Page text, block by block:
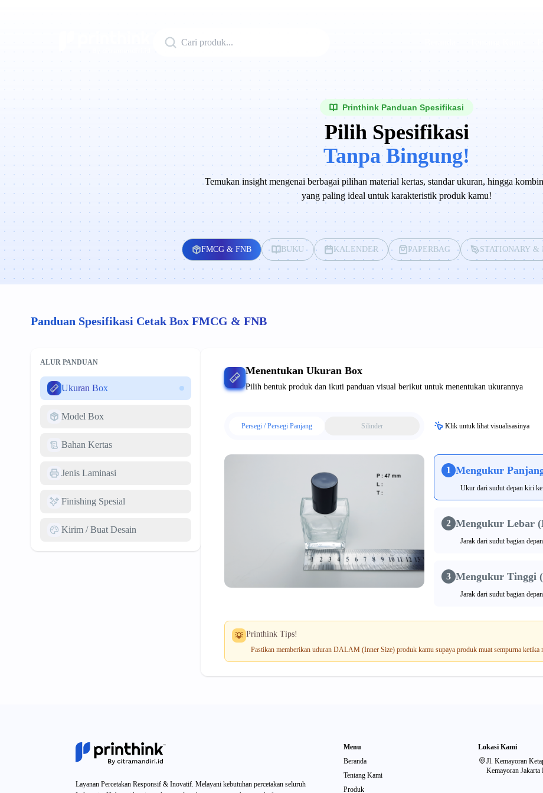
Printhink Panduan Spesifikasi
Pilih Spesifikasi
Tanpa Bingung!
Temukan insight mengenai berbagai pilihan material kertas, standar ukuran, hingga
yang paling ideal untuk karakteristik produk kamu!
FMCG & FNB BUKU KALENDER PAPERBAG STATIONARY &
Panduan Spesifikasi Cetak Box FMCG & FNB
ALUR PANDUAN
Ukuran Box
Model Box
Bahan Kertas
Jenis Laminasi
Finishing Spesial
Kirim / Buat Desain
Menentukan Ukuran Box
Pilih bentuk produk dan ikuti panduan visual berikut untuk menentukan ukurannya
Persegi / Persegi Panjang Silinder Klik untuk lihat visualisasinya
1 Mengukur
Ukur dari sudut depan kiri
2 Mengukur Lebar
Jarak dari sudut bagian
3 Mengukur Tinggi
Jarak dari sudut bagian
Printhink Tips!
Pastikan memberikan uduran DALAM (Inner Size) produk kamu supaya produk muat sempurna ketika
Layanan Percetakan Responsif & Inovatif. Melayani kebutuhan percetakan seluruh
Menu
Beranda
Tentang Kami
Produk
Lokasi Kami
Jl. Kemayoran
Kemayoran